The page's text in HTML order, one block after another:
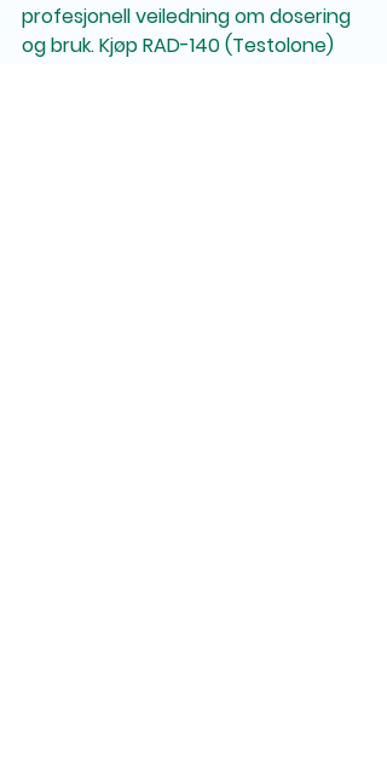
profesjonell veiledning om dosering
og bruk. Kjøp RAD-140 (Testolone)